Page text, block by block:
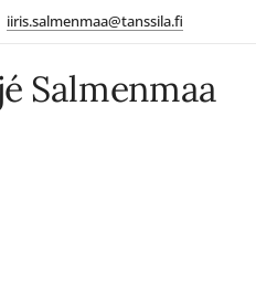
iiris.salmenmaa@tanssila.fi
Salmenmaa